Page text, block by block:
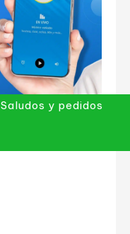
Saludos y pedidos